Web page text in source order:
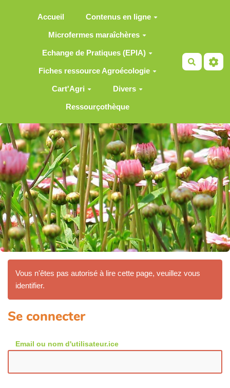
Accueil Contenus en ligne
Microfermes maraîchères
Echange de Pratiques (EPIA)
Fiches ressource Agroécologie
Cart'Agri Divers
Ressourçothèque
Vous n'êtes pas autorisé à lire cette page, veuillez vous
identifier.
Se connecter
Email ou nom d'utilisateur.ice